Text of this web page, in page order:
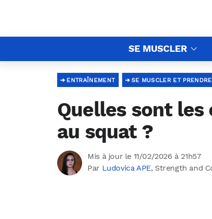
SE MUSCLER
SE MUSCLER ET
ENTRAÎNEMENT
Quelles sont
au squat ?
Mis à jour le 11/02/2026 à 21h57
Par Ludovica APE, Strength and